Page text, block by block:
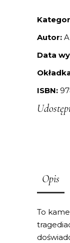
Autor:
Data
ISBN:
Opis
To